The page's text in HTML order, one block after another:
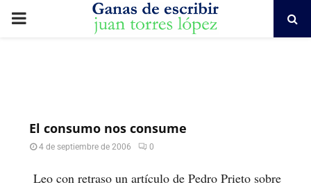
PRIMARY
El consumo nos consume
4 de septiembre de 2006 0
Leo con retraso un artículo de Pedro Prieto sobre